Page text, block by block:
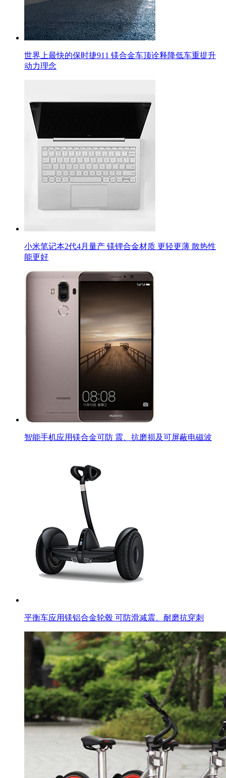
世界上最快的保时捷911 镁合金车顶诠释降低车重提升
动力理念
小米笔记本2代4月量产 镁锂合金材质 更轻更薄 散热性
能更好
智能手机应用镁合金可防 震、抗磨损及可屏蔽电磁波
平衡车应用镁铝合金轮毂 可防滑减震、耐磨抗穿刺